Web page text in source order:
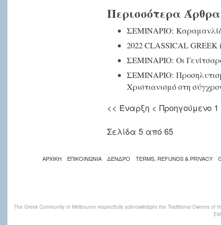
Περισσότερα
ΣΕΜΙΝΑΡΙΟ:
2022 CLASSICAL GREEK
ΣΕΜΙΝΑΡΙΟ: Οι
ΣΕΜΙΝΑΡΙΟ:
Χριστιανισμό στη
<< Έναρξη < Προηγούμενο 1
Σελίδα 5 από 65
ΑΡΧΙΚΗ ΕΠΙΚΟΙΝΩΝΙΑ ΔΕΝΔΡΟ TERMS, REFUNDS & PRIVACY
The Greek Community of Melbourne respectfully acknowledges the Traditional Owners